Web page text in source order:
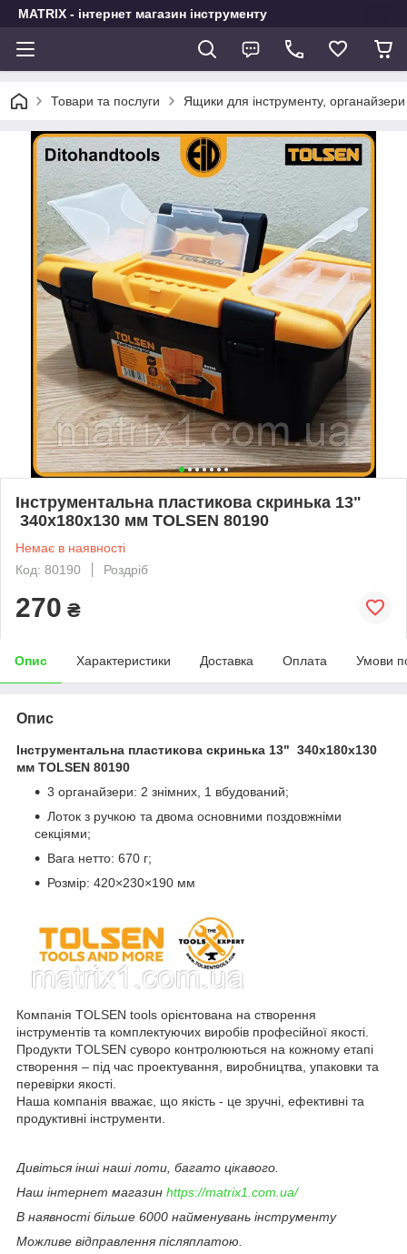
MATRIX - інтернет магазин інструменту
Товари та послуги Ящики для інструменту, органайзери
Інструментальна пластикова скринька 13"
340x180x130 мм TOLSEN 80190
Немає в наявності
Код: 80190
Роздріб
270 ₴
Опис Характеристики Доставка Оплата Умови
Опис
Інструментальна пластикова скринька 13" 340x180x130
мм TOLSEN 80190
3 органайзери: 2 знімних, 1 вбудований;
Лоток з ручкою та двома основними поздовжніми
секціями;
Вага нетто: 670 г;
Розмір: 420×230×190 мм
Компанія TOLSEN tools орієнтована на створення
інструментів та комплектуючих виробів професійної якості.
Продукти TOLSEN суворо контролюються на кожному етапі
створення – під час проектування, виробництва, упаковки та
перевірки якості.
Наша компанія вважає, що якість - це зручні, ефективні та
продуктивні інструменти.
Дивіться інші наші лоти, багато цікавого.
Наш інтернет магазин https://matrix1.com.ua/
В наявності більше 6000 найменувань інструменту
Можливе відправлення післяплатою.